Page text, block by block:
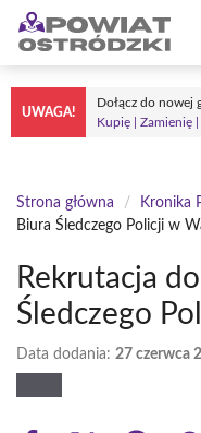
Przejdź
treści
UWAGA!
Dołącz do nowej
Kupię | Zamienię |
Strona główna / Kronika
Biura Śledczego Policji w
Rekrutacja
Śledczego
Data dodania: 27 czerwca